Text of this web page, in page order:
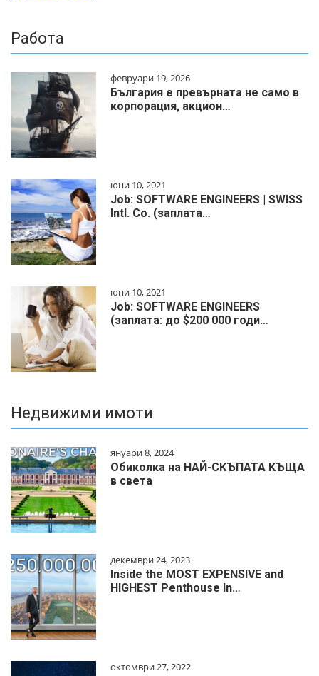
Работа
февруари 19, 2026
България е превърната не само в
корпорация, акцион…
юни 10, 2021
Job: SOFTWARE ENGINEERS | SWISS
Intl. Co. (заплата…
юни 10, 2021
Job: SOFTWARE ENGINEERS
(заплата: до $200 000 годи…
Недвижими имоти
януари 8, 2024
Обиколка на НАЙ-СКЪПАТА КЪЩА
в света
декември 24, 2023
Inside the MOST EXPENSIVE and
HIGHEST Penthouse In…
октомври 27, 2022